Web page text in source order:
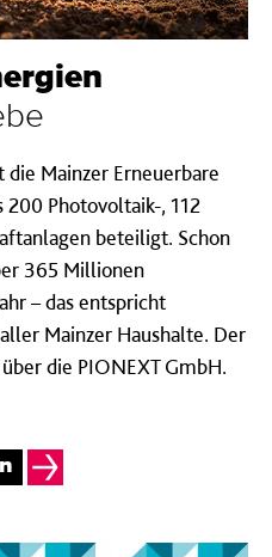
Mainzer Erneuerbare
200 Photovoltaik-, 112
beteiligt. Schon
365 Millionen
– das entspricht
Mainzer Haushalte. Der
die PIONEXT GmbH.